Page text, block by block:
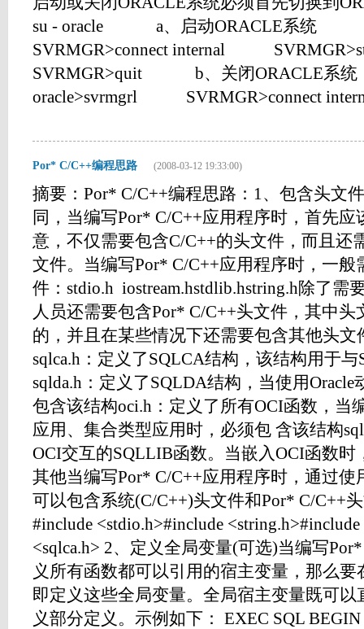
su - oracle a、启动ORACLE系
SVRMGR>connect internal
SVRMGR>quit b、关闭ORACLE
oracle>svrmgrl SVRMGR>connect
Por* C/C++编程思路 (2008-03-12 19:33:00)
摘要：Por* C/C++编程思路：1、包含头文
同，当编写Por* C/C++应用程序时，首先
意，不仅需要包含C/C++的头文件，而且还
文件。当编写Por* C/C++应用程序时，一般
件：stdio.h iostream.hstdlib.hstring.h除了需
人员还需要包含Por* C/C++头文件，其中头
的，并且在某些情况下还需要包含其他头
sqlca.h：定义了SQLCA结构，该结构用于
sqlda.h：定义了SQLDA结构，当使用
包含该结构oci.h：定义了所有OCI函数，当
应用、集合类型应用时，必须包 含该结构
OCI交互的SQLLIB函数。当嵌入OCI函数
其他当编写Por* C/C++应用程序时，通过使
可以包含系统(C/C++)头文件和Por* C/C++
#include <stdio.h>#include
<sqlca.h> 2、定义全局变量(可选)当编写
义所有函数都可以引用的宿主变量，那么
即定义这些全局变量。全局宿主变量既可
义部分定义。示例如下： EXEC SQL